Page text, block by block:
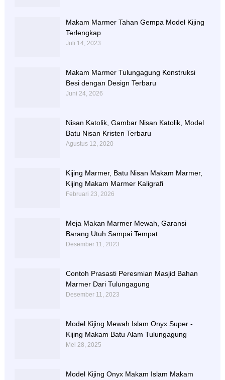
Makam Marmer Tahan Gempa Model Kijing
Terlengkap
Juli 14, 2023
Makam Marmer Tulungagung Konstruksi
Besi dengan Design Terbaru
Juni 24, 2026
Nisan Katolik, Gambar Nisan Katolik, Model
Batu Nisan Kristen Terbaru
Agustus 12, 2020
Kijing Marmer, Batu Nisan Makam Marmer,
Kijing Makam Marmer Kaligrafi
Februari 23, 2026
Meja Makan Marmer Mewah, Garansi
Barang Utuh Sampai Tempat
Desember 11, 2023
Contoh Prasasti Peresmian Masjid Bahan
Marmer Dari Tulungagung
Desember 11, 2023
Model Kijing Mewah Islam Onyx Super -
Kijing Makam Batu Alam Tulungagung
Mei 28, 2025
Model Kijing Onyx Makam Islam Makam